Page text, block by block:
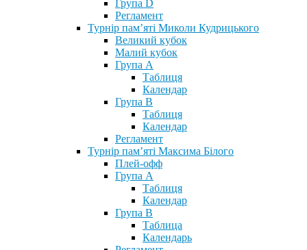
Група D
Регламент
Турнір пам’яті Миколи Кудрицького
Великий кубок
Малий кубок
Група А
Таблиця
Календар
Група В
Таблиця
Календар
Регламент
Турнір пам’яті Максима Білого
Плей-офф
Група А
Таблиця
Календар
Група В
Таблица
Календарь